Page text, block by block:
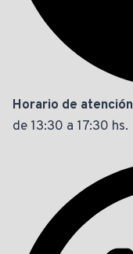
Horario de atención
de 13:30 a 17:30 hs.